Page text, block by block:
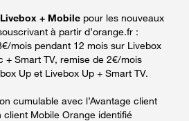
+ Mobile pour les nouveaux
à partir d’orange.fr :
mois pendant 12 mois sur Livebox
+ Smart TV, remise de 2€/mois
Up et Livebox Up + Smart TV.
cumulable avec l’Avantage client
Mobile Orange identifié